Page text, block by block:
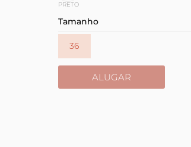
PRETO
Tamanho
36
ALUGAR